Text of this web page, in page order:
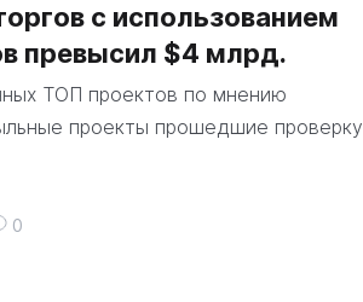
c использованием
превысил $4 млрд.
ТОП проектов по мнению
проекты прошедшие проверку
0